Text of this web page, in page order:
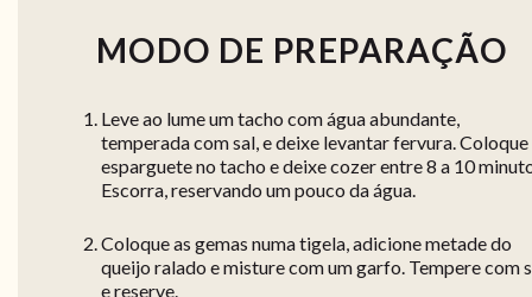
MODO DE PREPARAÇÃO
Leve ao lume um tacho com água abundante,
temperada com sal, e deixe levantar fervura. Coloque
esparguete no tacho e deixe cozer entre 8 a 10
Escorra, reservando um pouco da água.
Coloque as gemas numa tigela, adicione metade do
queijo ralado e misture com um garfo. Tempere com
e reserve.